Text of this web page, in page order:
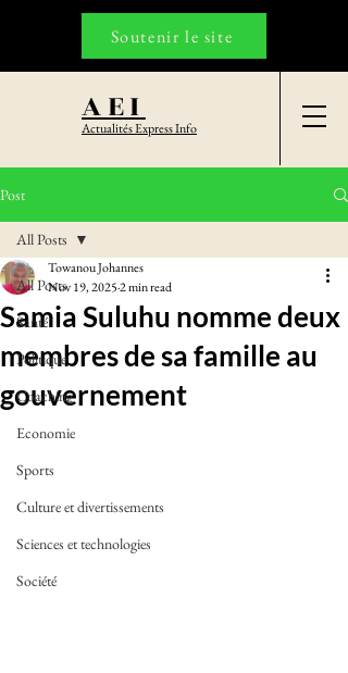
AEI
Actualités Express Info
Soutenir le site
Post
All Posts
Santé
Politique
Coaching
Economie
Sports
Culture et divertissements
Sciences et technologies
Société
All Posts
Samia Suluhu nomme deux
membres de sa famille au
gouvernement
Towanou Johannes
Nov 19, 20252 min read